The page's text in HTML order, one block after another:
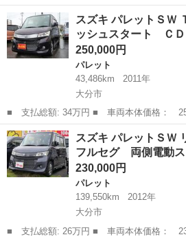
名： スズキ ■ 車種名： パレット ■
フルセグ 左側電動スライドドア スマー
ト オートエアコン...
大分 大分市 パレット
スズキ パレットＳ
ッシュスタート Ｃ
250,000円
パレット
43,486km
2011年
大分市
■ 支払総額: 34万円 ■ 車両本体価格： 250,000 円 ■ メーカー
名： スズキ ■ 車種名： パレットＳ
スマートキー プッシュスタート ＣＤ
アコン 両側電動...
大分 大分市 パレット
スズキ パレットＳ
フルセグ 両側電動
230,000円
パレット
139,550km
2012年
大分市
■ 支払総額: 26万円 ■ 車両本体価格： 230,000 円 ■ メーカー